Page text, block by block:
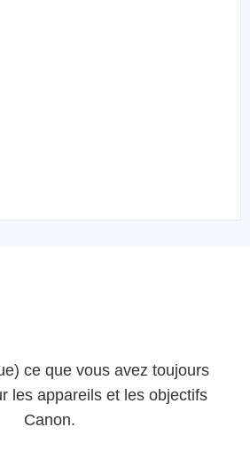
ce que vous avez toujours
les appareils et les objectifs
Canon.